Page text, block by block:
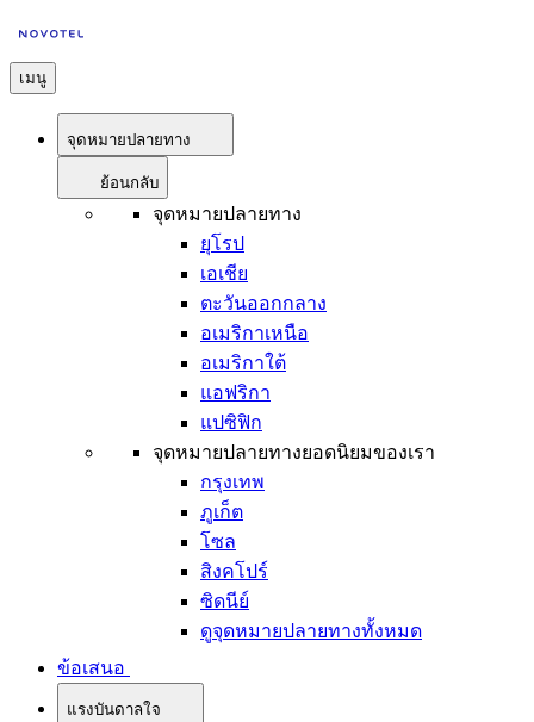
เมนู
จุดหมายปลายทาง
ย้อนกลับ
จุดหมายปลายทาง
ยุโรป
เอเชีย
ตะวันออกกลาง
อเมริกาเหนือ
อเมริกาใต้
แอฟริกา
แปซิฟิก
จุดหมายปลายทางยอดนิยมของเรา
กรุงเทพ
ภูเก็ต
โซล
สิงคโปร์
ซิดนีย์
ดูจุดหมายปลายทางทั้งหมด
ข้อเสนอ
แรงบันดาลใจ